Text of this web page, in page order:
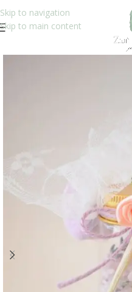
Skip to navigation
Skip to main content